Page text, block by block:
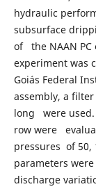
hydraulic
subsurface
of the NAAN
experiment was
Goiás Federal
assembly, a
long were used.
row were
pressures of 50,
parameters
discharge